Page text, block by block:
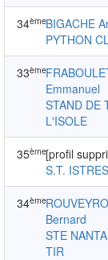
34èmeBIGACHE
PYTHON
33ème
Emmanuel
STAND DE
L'ISOLE
35ème[profil
S.T.
34ème
Bernard
STE
TIR